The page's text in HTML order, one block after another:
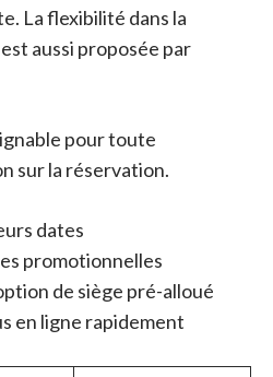
La flexibilité dans la
aussi proposée par
pour toute
sur la réservation.
dates
promotionnelles
de siège pré-alloué
en ligne rapidement